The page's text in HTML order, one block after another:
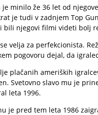
je minilo že 36 let od
je tudi v zadnjem Top
bili njegovi filmi videti bolj
velja za perfekcionista.
pogovoru dejal, da
plačanih ameriških
Svetovno slavo mu je
leta 1996.
je pred tem leta 1986